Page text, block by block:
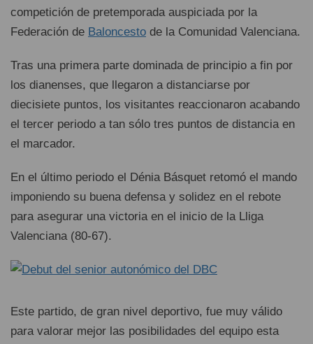
competición de pretemporada auspiciada por la
Federación de Baloncesto de la Comunidad Valenciana.
Tras una primera parte dominada de principio a fin por
los dianenses, que llegaron a distanciarse por
diecisiete puntos, los visitantes reaccionaron acabando
el tercer periodo a tan sólo tres puntos de distancia en
el marcador.
En el último periodo el Dénia Básquet retomó el mando
imponiendo su buena defensa y solidez en el rebote
para asegurar una victoria en el inicio de la Lliga
Valenciana (80-67).
Este partido, de gran nivel deportivo, fue muy válido
para valorar mejor las posibilidades del equipo esta